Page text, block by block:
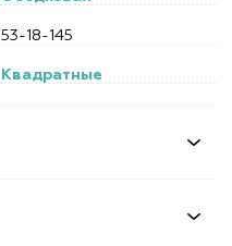
53-18-145
Квадратные